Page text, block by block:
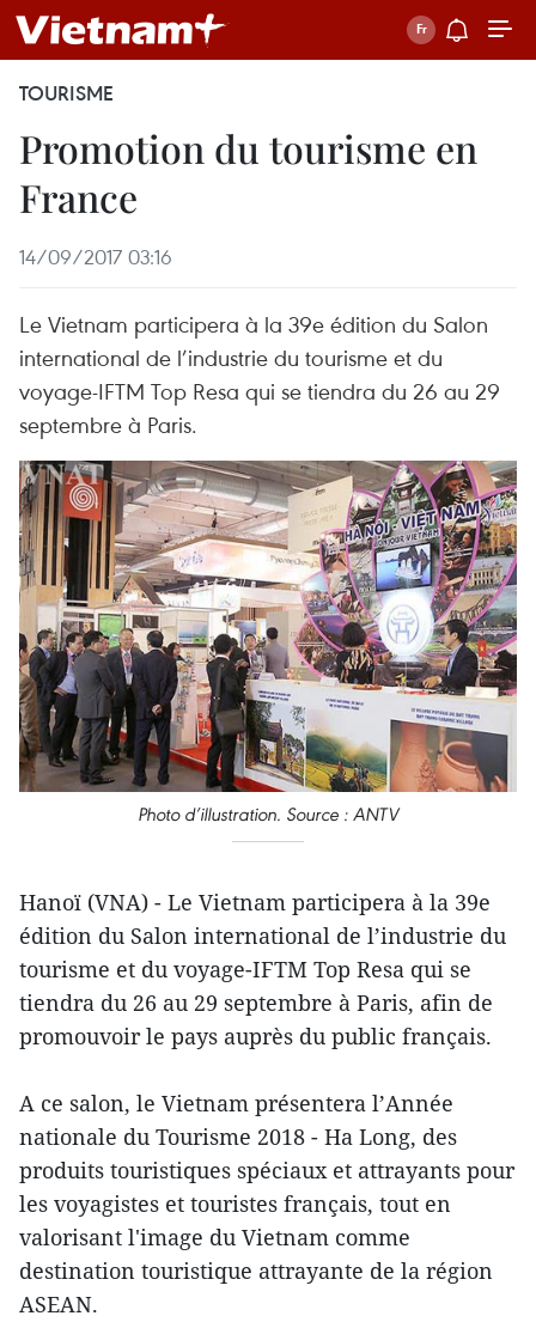
TOURISME
Promotion du tourisme en
France
14/09/2017 03:16
Le Vietnam participera à la 39e édition du Salon
international de l’industrie du tourisme et du
voyage-IFTM Top Resa qui se tiendra du 26 au 29
septembre à Paris.
Photo d’illustration. Source : ANTV
Hanoï (VNA) - Le Vietnam participera à la 39e
édition du Salon international de l’industrie du
tourisme et du voyage-IFTM Top Resa qui se
tiendra du 26 au 29 septembre à Paris, afin de
promouvoir le pays auprès du public français.
A ce salon, le Vietnam présentera l’Année
nationale du Tourisme 2018 - Ha Long, des
produits touristiques spéciaux et attrayants pour
les voyagistes et touristes français, tout en
valorisant l'image du Vietnam comme
destination touristique attrayante de la région
ASEAN.